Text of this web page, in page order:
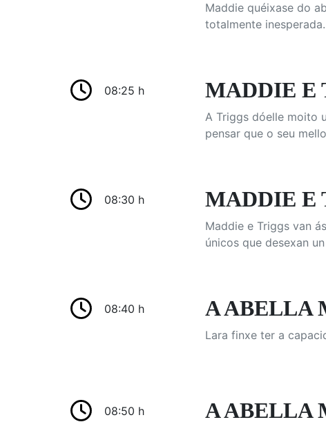
Maddie quéixase do
totalmente inesperada.
08:25 h MADDIE E
A Triggs dóelle moito
pensar que o seu
08:30 h MADDIE E
Maddie e Triggs van
únicos que desexan
08:40 h A ABELLA
Lara finxe ter a
08:50 h A ABELLA